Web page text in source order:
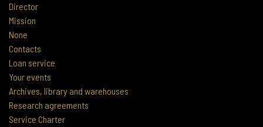
Director
Mission
None
Contacts
Loan service
Your events
Archives, library and warehouses
Research agreements
Service Charter